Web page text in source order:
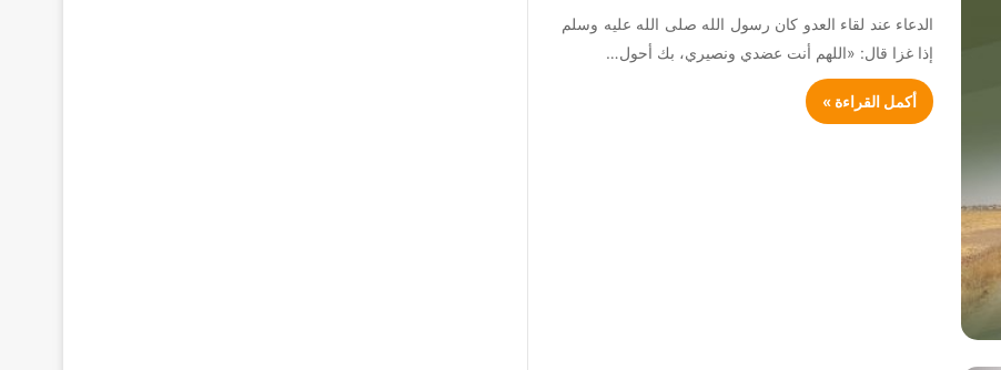
الدعاء عند لقاء العدو كان رسول الله صلى الله عليه وسلم
إذا غزا قال: «اللهم أنت عضدي ونصيري، بك أحول…
أكمل القراءة »